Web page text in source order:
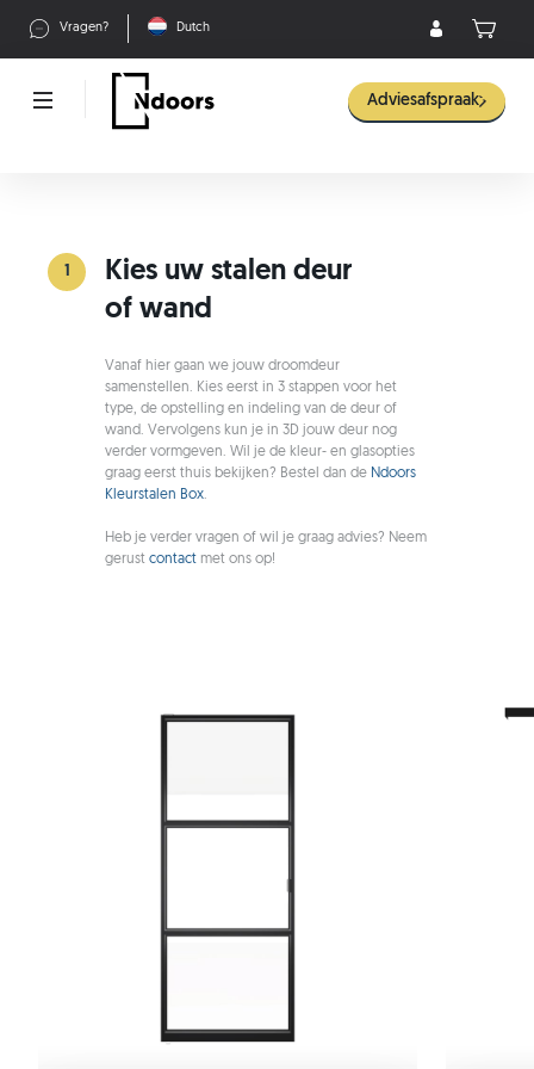
Vragen? Dutch
Adviesafspraak
1
Kies uw stalen deur
of wand
Vanaf hier gaan we jouw droomdeur
samenstellen. Kies eerst in 3 stappen voor het
type, de opstelling en indeling van de deur of
wand. Vervolgens kun je in 3D jouw deur nog
verder vormgeven. Wil je de kleur- en glasopties
graag eerst thuis bekijken? Bestel dan de Ndoors
Kleurstalen Box.
Heb je verder vragen of wil je graag advies? Neem
gerust contact met ons op!